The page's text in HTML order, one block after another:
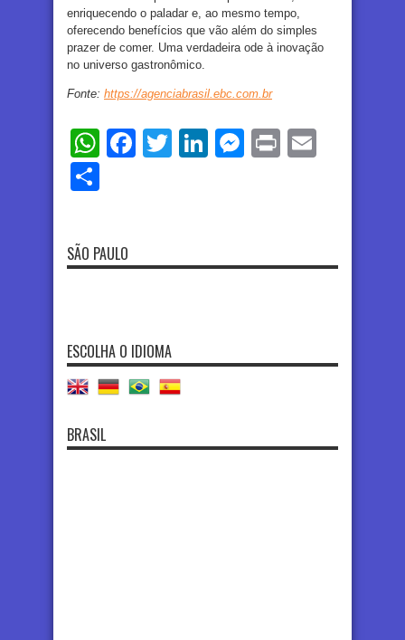
enriquecendo o paladar e, ao mesmo tempo,
oferecendo benefícios que vão além do simples
prazer de comer. Uma verdadeira ode à inovação
no universo gastronômico.
Fonte: https://agenciabrasil.ebc.com.br
WhatsApp
Facebook
TwitterLinkedIn
Messenger
Print
SÃO PAULO
ESCOLHA O IDIOMA
BRASIL